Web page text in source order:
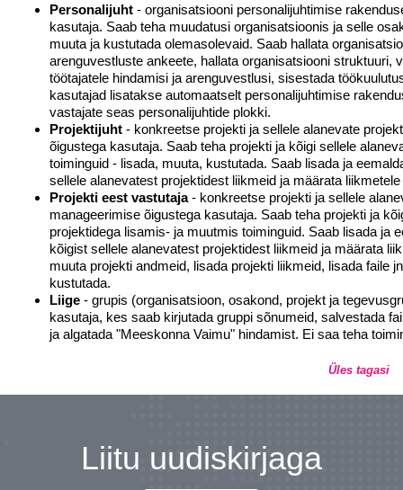
Personalijuht - organisatsiooni personalijuhtimise
kasutaja. Saab teha muudatusi organisatsioonis ja selle
muuta ja kustutada olemasolevaid. Saab hallata
arenguvestluste ankeete, hallata organisatsiooni struktuuri,
töötajatele hindamisi ja arenguvestlusi, sisestada
kasutajad lisatakse automaatselt personalijuhtimise
vastajate seas personalijuhtide plokki.
Projektijuht - konkreetse projekti ja sellele alanevate
õigustega kasutaja. Saab teha projekti ja kõigi sellele
toiminguid - lisada, muuta, kustutada. Saab lisada ja
sellele alanevatest projektidest liikmeid ja määrata
Projekti eest vastutaja- konkreetse projekti ja sellele
manageerimise õigustega kasutaja. Saab teha projekti ja
projektidega lisamis- ja muutmis toiminguid. Saab lisada ja
kõigist sellele alanevatest projektidest liikmeid ja määrata
muuta projekti andmeid, lisada projekti liikmeid, lisada faile
kustutada.
Liige - grupis (organisatsioon, osakond, projekt ja
kasutaja, kes saab kirjutada gruppi sõnumeid, salvestada
ja algatada "Meeskonna Vaimu" hindamist. Ei saa teha
Üles tagasi
Liitu uudiskirjaga